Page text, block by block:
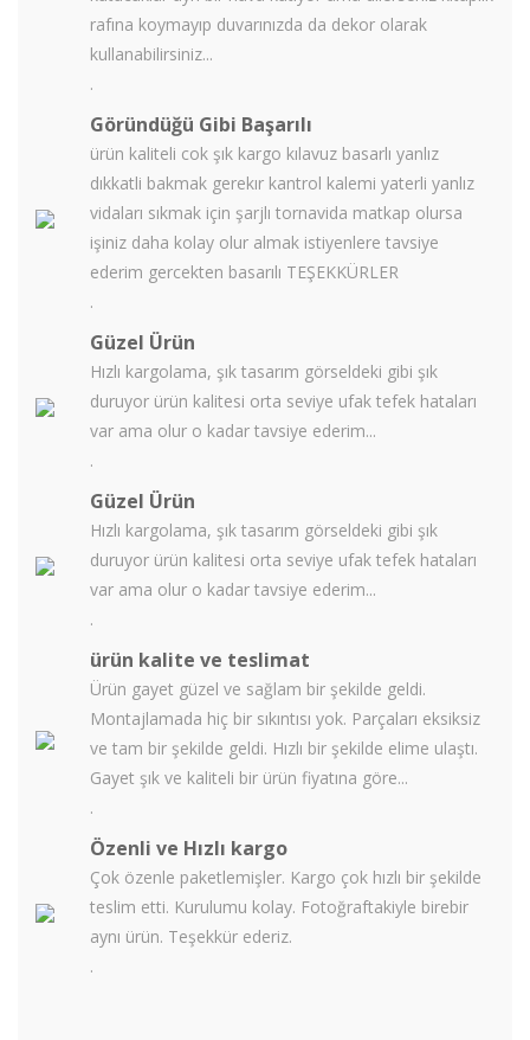
rafına koymayıp duvarınızda da dekor olarak
kullanabilirsiniz...
.
Göründüğü Gibi Başarılı
ürün kaliteli cok şık kargo kılavuz basarlı yanlız
dıkkatli bakmak gerekır kantrol kalemi yaterli yanlız
vidaları sıkmak için şarjlı tornavida matkap olursa
işiniz daha kolay olur almak istiyenlere tavsiye
ederim gercekten basarılı TEŞEKKÜRLER
.
Güzel Ürün
Hızlı kargolama, şık tasarım görseldeki gibi şık
duruyor ürün kalitesi orta seviye ufak tefek hataları
var ama olur o kadar tavsiye ederim...
.
Güzel Ürün
Hızlı kargolama, şık tasarım görseldeki gibi şık
duruyor ürün kalitesi orta seviye ufak tefek hataları
var ama olur o kadar tavsiye ederim...
.
ürün kalite ve teslimat
Ürün gayet güzel ve sağlam bir şekilde geldi.
Montajlamada hiç bir sıkıntısı yok. Parçaları eksiksiz
ve tam bir şekilde geldi. Hızlı bir şekilde elime ulaştı.
Gayet şık ve kaliteli bir ürün fiyatına göre...
.
Özenli ve Hızlı kargo
Çok özenle paketlemişler. Kargo çok hızlı bir şekilde
teslim etti. Kurulumu kolay. Fotoğraftakiyle birebir
aynı ürün. Teşekkür ederiz.
.